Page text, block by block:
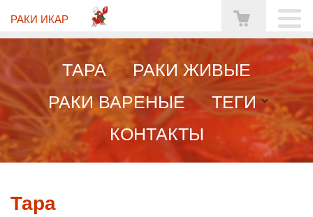
РАКИ ИКАР
ТАРА
РАКИ ЖИВЫЕ
РАКИ ВАРЕНЫЕ
ТЕГИ
КОНТАКТЫ
Тара